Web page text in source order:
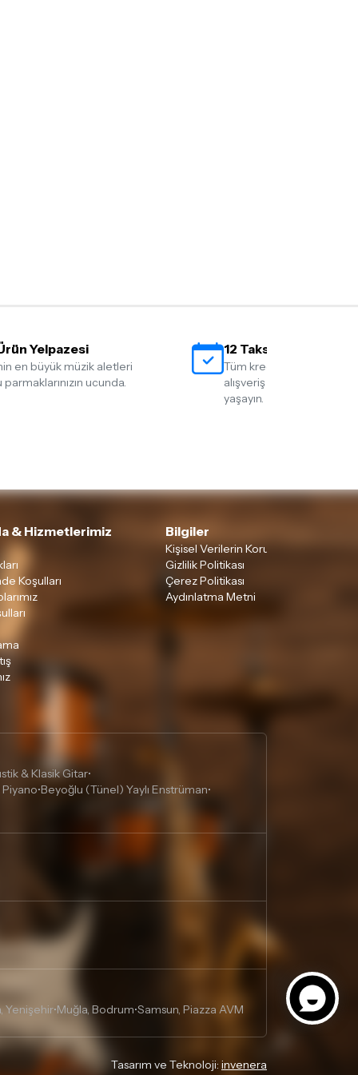
Yelpazesi
en büyük müzik aletleri
ucunda.
12 Taksit İmkanı
Tüm kredi kartlarına 12
alışveriş yapmanın
yaşayın.
& Hizmetlerimiz
Koşulları
Bilgiler
Kişisel Verilerin Korunması
Gizlilik Politikası
Çerez Politikası
Aydınlatma Metni
& Klasik Gitar•
•Beyoğlu (Tünel) Yaylı Enstrüman•
Yenişehir•Muğla, Bodrum•Samsun, Piazza AVM
Tasarım ve Teknoloji: invenera